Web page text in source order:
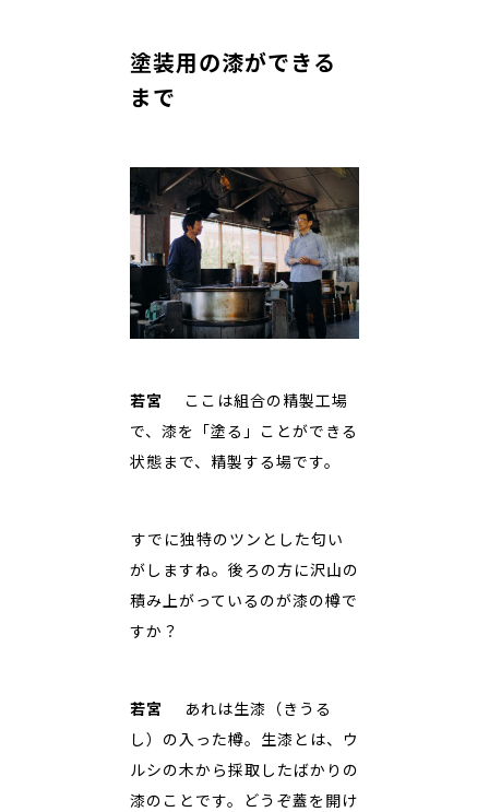
塗装用の漆ができる
まで
若宮
ここは組合の精製工場
で、漆を「塗る」ことができる
状態まで、精製する場です。
――すでに独特のツンとした匂い
がしますね。後ろの方に沢山の
積み上がっているのが漆の樽で
すか？
若宮
あれは生漆（きうる
し）の入った樽。生漆とは、ウ
ルシの木から採取したばかりの
漆のことです。どうぞ蓋を開け